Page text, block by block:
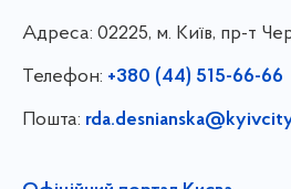
Адреса: 02225, м. Київ, пр-т
Телефон: +380 (44) 515-66-66
Пошта: